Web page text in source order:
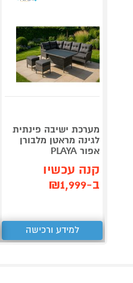
מערכת ישיבה פינתית
לגינה מראטן מלבורן
אפור PLAYA
קנה עכשיו
ב-₪1,999
למידע ורכישה